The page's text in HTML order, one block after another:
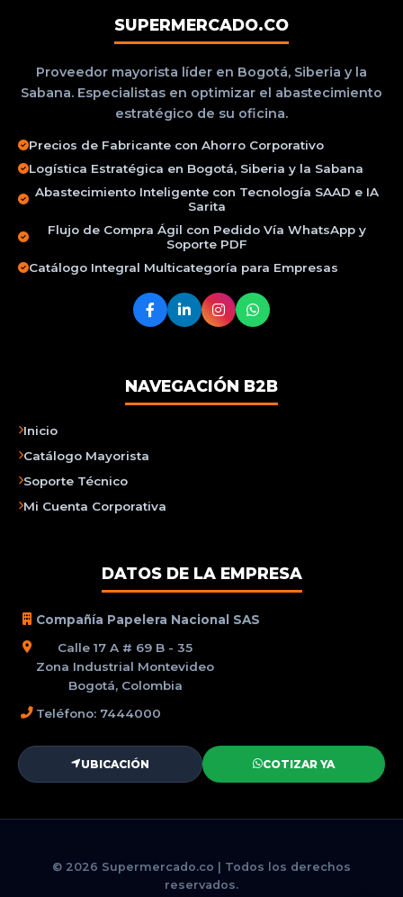
SUPERMERCADO.CO
Proveedor mayorista líder en Bogotá, Siberia y la
Sabana. Especialistas en optimizar el abastecimiento
estratégico de su oficina.
Precios de Fabricante con Ahorro Corporativo
Logística Estratégica en Bogotá, Siberia y la Sabana
Abastecimiento Inteligente con Tecnología SAAD e IA
Sarita
Flujo de Compra Ágil con Pedido Vía WhatsApp y
Soporte PDF
Catálogo Integral Multicategoría para Empresas
NAVEGACIÓN B2B
Inicio
Catálogo Mayorista
Soporte Técnico
Mi Cuenta Corporativa
DATOS DE LA EMPRESA
Compañía Papelera Nacional SAS
Calle 17 A # 69 B - 35
Zona Industrial Montevideo
Bogotá, Colombia
Teléfono: 7444000
UBICACIÓN COTIZAR YA
© 2026 Supermercado.co | Todos los derechos
reservados.